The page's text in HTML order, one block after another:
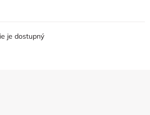
je dostupný